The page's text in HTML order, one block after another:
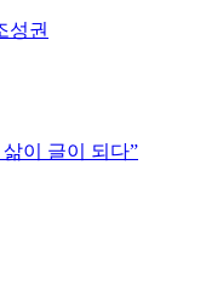
성권
이 글이 되다”